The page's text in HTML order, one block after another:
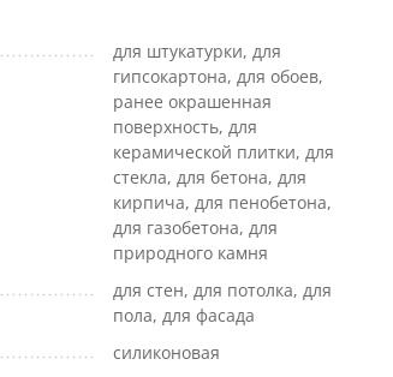
для штукатурки, для
гипсокартона, для обоев,
ранее окрашенная
поверхность, для
керамической плитки, для
стекла, для бетона, для
кирпича, для пенобетона,
для газобетона, для
природного камня
для стен, для потолка, для
пола, для фасада
силиконовая